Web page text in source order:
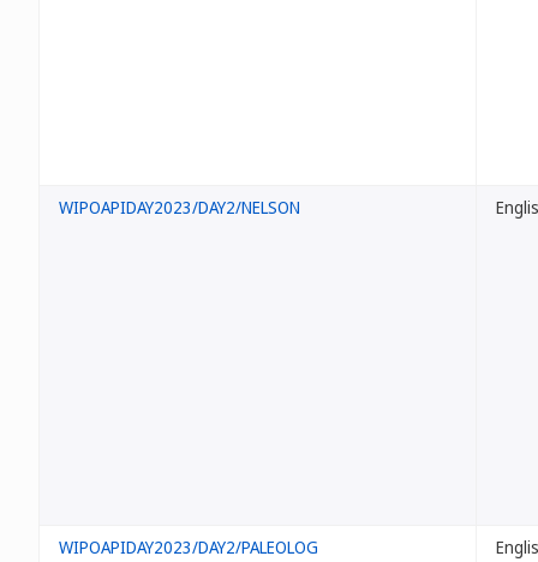
WIPOAPIDAY2023/DAY2/NELSON
WIPOAPIDAY2023/DAY2/PALEOLOG